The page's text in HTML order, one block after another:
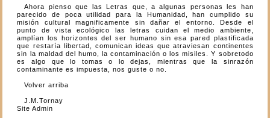
Ahora pienso que las Letras que, a algunas personas les han
parecido de poca utilidad para la Humanidad, han cumplido su
misión cultural magnificamente sin dañar el entorno. Desde el
punto de vista ecológico las letras cuidan el medio ambiente,
amplían los horizontes del ser humano sin esa pared plastificada
que restaría libertad, comunican ideas que atraviesan continentes
sin la maldad del humo, la contaminación o los misiles. Y sobretodo
es algo que lo tomas o lo dejas, mientras que la sinrazón
contaminante es impuesta, nos guste o no.
Volver arriba
J.M.Tornay
Site Admin